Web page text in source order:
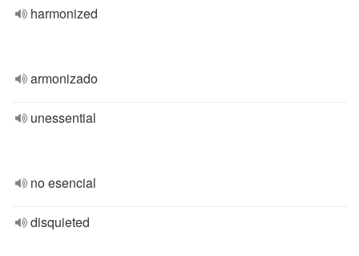
harmonized
armonizado
unessential
no esencial
disquieted